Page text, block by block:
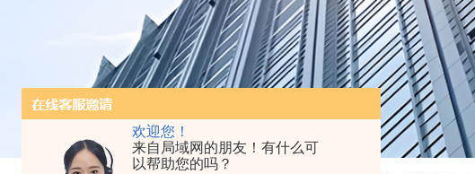
欢迎您！
来自局域网的朋友！有什么可
以帮助您的吗？